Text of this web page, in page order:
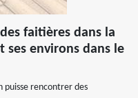
faitières dans la
ses environs dans le
puisse rencontrer des